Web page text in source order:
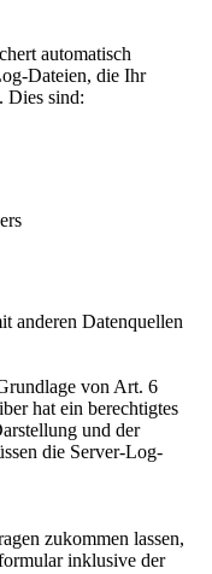
automatisch
Dateien, die Ihr
Dies sind:
anderen Datenquellen
von Art. 6
hat ein berechtigtes
und der
die Server-Log-
zukommen lassen,
inklusive der